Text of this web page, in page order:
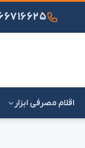
اقلام مصرفی ابزار